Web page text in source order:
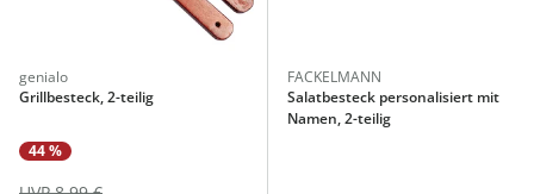
genialo
Grillbesteck, 2-teilig
44 %
FACKELMANN
Salatbesteck personalisiert mit
Namen, 2-teilig